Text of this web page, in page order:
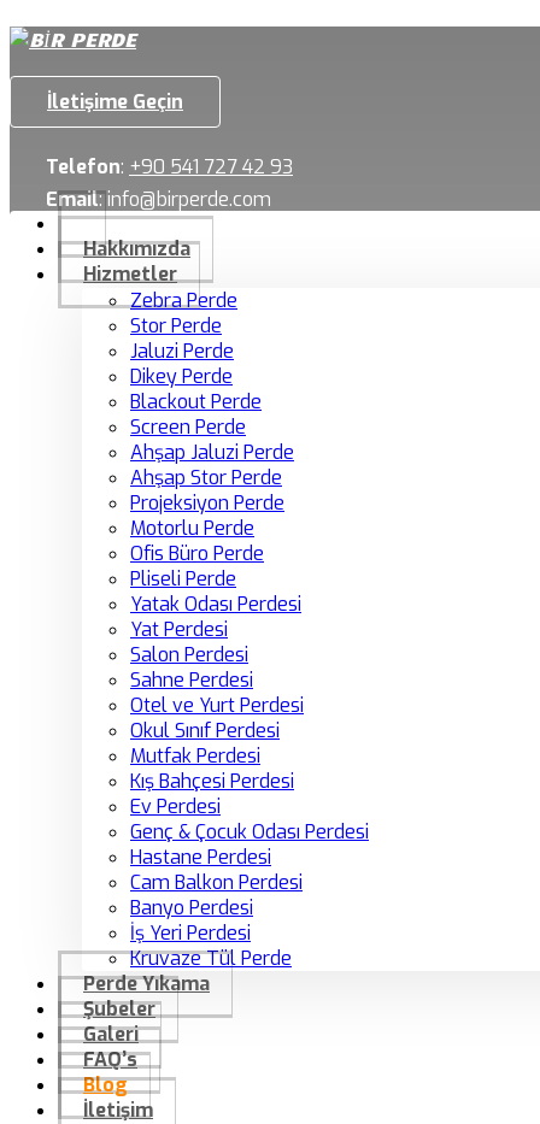
İletişime Geçin
Telefon: +90 541 727 42 93
Email:info@birperde.com
Hakkımızda
Hizmetler
Zebra Perde
Stor Perde
Jaluzi Perde
Dikey Perde
Blackout Perde
Screen Perde
Ahşap Jaluzi Perde
Ahşap Stor Perde
Projeksiyon Perde
Motorlu Perde
Ofis Büro Perde
Pliseli Perde
Yatak Odası Perdesi
Yat Perdesi
Salon Perdesi
Sahne Perdesi
Otel ve Yurt Perdesi
Okul Sınıf Perdesi
Mutfak Perdesi
Kış Bahçesi Perdesi
Ev Perdesi
Genç & Çocuk Odası Perdesi
Hastane Perdesi
Cam Balkon Perdesi
Banyo Perdesi
İş Yeri Perdesi
Kruvaze Tül Perde
Perde Yıkama
Şubeler
Galeri
FAQ’s
Blog
İletişim